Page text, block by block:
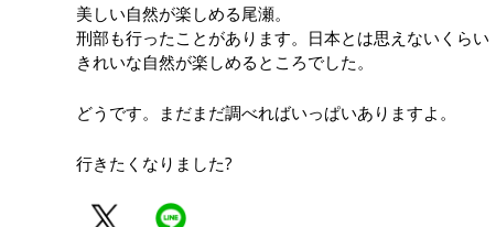
美しい自然が楽しめる尾瀬。
刑部も行ったことがあります。日本とは思えないくらい
きれいな自然が楽しめるところでした。
どうです。まだまだ調べればいっぱいありますよ。
行きたくなりました?